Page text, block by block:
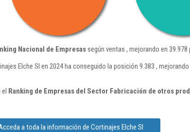
Nacional de Empresassegún ventas , mejorando en
Elche Sl en 2024 ha conseguido la posición 9.383 ,
el Ranking de Empresas del Sector Fabricación de otros
a toda la información de Cortinajes Elche Sl